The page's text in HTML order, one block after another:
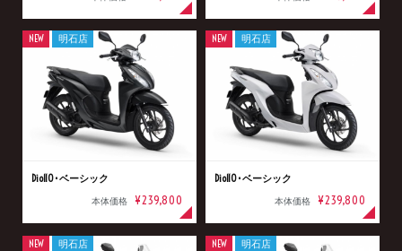
Dio110･ベーシック
本体価格 ¥239,800
NEW 明石店
Dio110･ベーシック
本体価格 ¥239,800
NEW 明石店
NEW 明石店 NEW 明石店